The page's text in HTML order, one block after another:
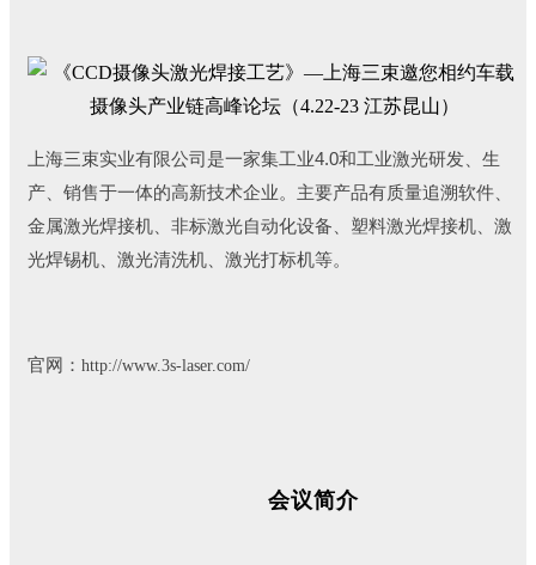
上海三束实业有限公司是一家集工业4.0和工业激光研发、生
产、销售于一体的高新技术企业。主要产品有质量追溯软件、
金属激光焊接机、非标激光自动化设备、塑料激光焊接机、激
光焊锡机、激光清洗机、激光打标机等。
官网： http://www.3s-laser.com/
会议简介